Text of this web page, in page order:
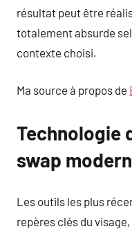
résultat peut être
totalement absurde
contexte choisi.
Ma source à propos de
Technologie
swap
Les outils les plus
repères clés du